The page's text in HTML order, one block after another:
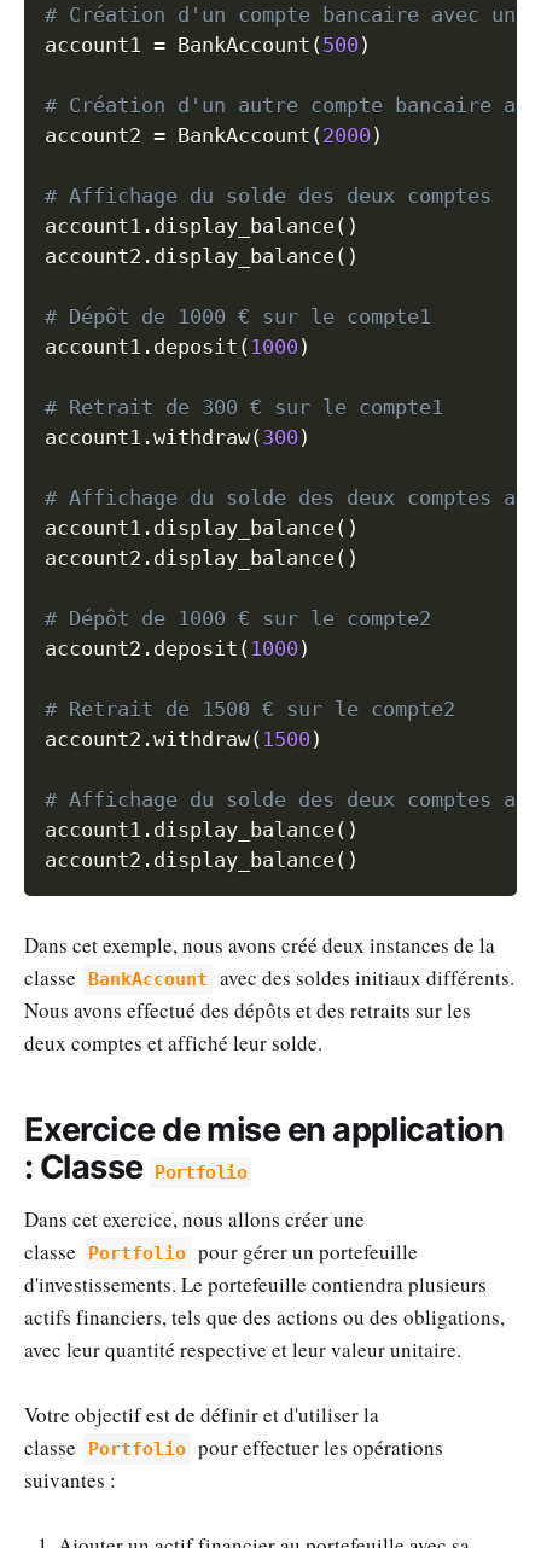
# Création d'un compte bancaire avec
account1 = BankAccount (500 )
# Création d'un autre compte bancaire
account2 = BankAccount (2000 )
# Affichage du solde des deux comptes
account1 . display_balance( )
account2 . display_balance( )
# Dépôt de 1000 € sur le compte1
account1 . deposit ( 1000 )
# Retrait de 300 € sur le compte1
account1 .withdraw(300 )
# Affichage du solde des deux comptes
account1 . display_balance( )
account2 . display_balance( )
# Dépôt de 1000 € sur le compte2
account2 . deposit ( 1000 )
# Retrait de 1500 € sur le compte2
account2 .withdraw( 1500 )
# Affichage du solde des deux comptes
account1 . display_balance( )
account2 . display_balance( )
Dans cet exemple, nous avons créé deux instances de la
classe
BankAccount
avec des soldes initiaux différents.
Nous avons effectué des dépôts et des retraits sur les
deux comptes et affiché leur solde.
Exercice de mise en application
: Classe Portfolio
Dans cet exercice, nous allons créer une
classe
Portfolio pour gérer un portefeuille
d'investissements. Le portefeuille contiendra plusieurs
actifs financiers, tels que des actions ou des obligations,
avec leur quantité respective et leur valeur unitaire.
Votre objectif est de définir et d'utiliser la
classe
Portfolio pour effectuer les opérations
suivantes :